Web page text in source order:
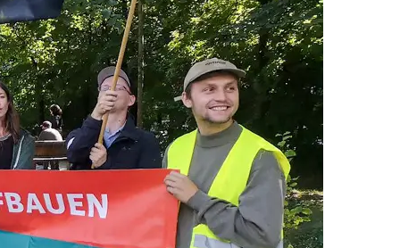
Ernst-Abbe-Platz am 14. Januar